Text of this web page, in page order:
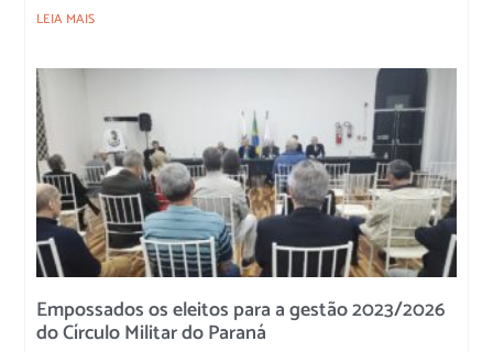
LEIA MAIS
Empossados os eleitos para a gestão 2023/2026
do Círculo Militar do Paraná